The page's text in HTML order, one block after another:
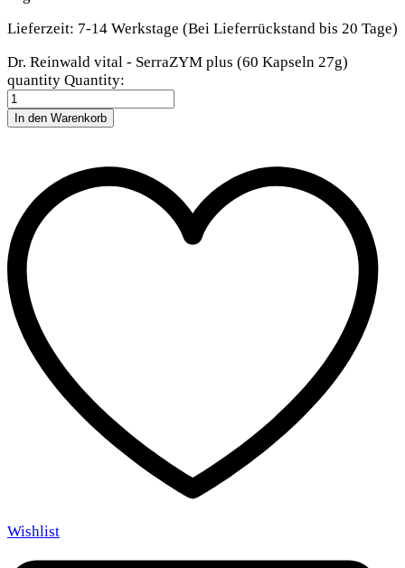
Lieferzeit: 7-14 Werkstage (Bei Lieferrückstand bis 20 Tage)
Dr. Reinwald vital - SerraZYM plus (60 Kapseln 27g)
quantity Quantity:
In den Warenkorb
Wishlist